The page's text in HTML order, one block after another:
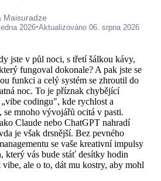
Maisuradze
2026•Aktualizováno 06. srpna 2026
jste v půl noci, s třetí šálkou kávy,
fungoval dokonale? A pak jste se
funkci a celý systém se zhroutil do
noc. To je příznak chybějící
codingu", kde rychlost a
mnoho vývojářů ocitá v pasti.
Claude nebo ChatGPT nahradí
je však drsnější. Bez pevného
se vaše kreativní impulsy
který vás bude stáť desítky hodin
ale o to, dát mu kostry, aby mohl